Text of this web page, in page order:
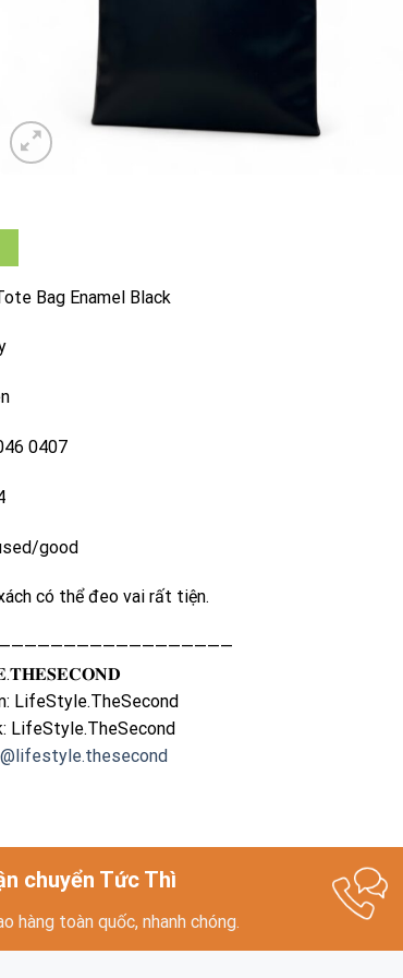
Bag Enamel Black
0407
good
có thể đeo vai rất tiện.
LifeStyle.TheSecond
LifeStyle.TheSecond
@lifestyle.thesecond
chuyển Tức Thì
hàng toàn quốc, nhanh chóng.